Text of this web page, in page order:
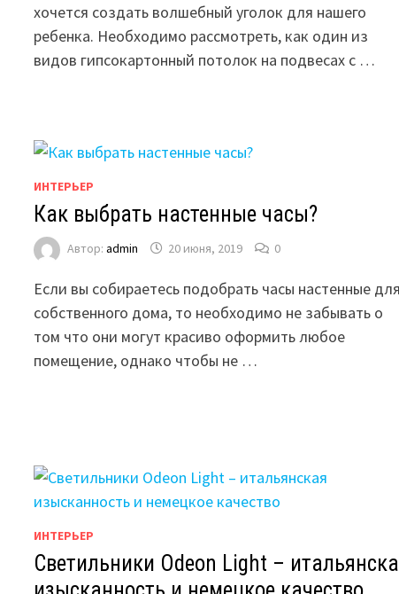
хочется создать волшебный уголок для нашего
ребенка. Необходимо рассмотреть, как один из
видов гипсокартонный потолок на подвесах с …
ИНТЕРЬЕР
Как выбрать настенные часы?
Автор:admin 20 июня, 2019 0
Если вы собираетесь подобрать часы настенные для
собственного дома, то необходимо не забывать о
том что они могут красиво оформить любое
помещение, однако чтобы не …
ИНТЕРЬЕР
Светильники Odeon Light –